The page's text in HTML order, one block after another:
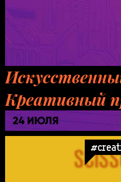
Креативный
24 ИЮЛЯ